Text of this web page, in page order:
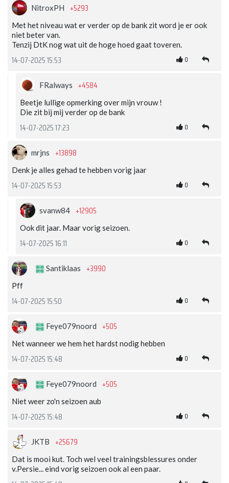
NitroxPH +5293
Met het niveau wat er verder op de bank zit word je er ook
niet beter van.
Tenzij DtK nog wat uit de hoge hoed gaat toveren.
14-07-2025 15:53 0
FRalways +4584
Beetje lullige opmerking over mijn vrouw !
Die zit bij mij verder op de bank
14-07-2025 17:23 0
mrjns +13898
Denk je alles gehad te hebben vorig jaar
14-07-2025 15:53 0
svanw84 +12905
Ook dit jaar. Maar vorig seizoen.
14-07-2025 16:11 0
Santiklaas +3990
Pff
14-07-2025 15:50 0
Feye079noord +505
Net wanneer we hem het hardst nodig hebben
14-07-2025 15:48 0
Feye079noord +505
Niet weer zo'n seizoen aub
14-07-2025 15:48 0
JKTB +25679
Dat is mooi kut. Toch wel veel trainingsblessures onder
v.Persie... eind vorig seizoen ook al een paar.